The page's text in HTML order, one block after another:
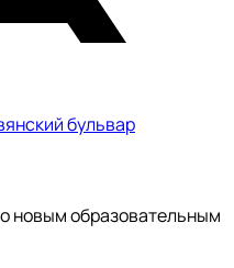
бульвар
новым образовательным